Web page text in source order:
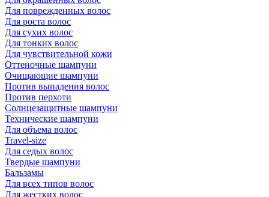
Для поврежденных волос
Для роста волос
Для сухих волос
Для тонких волос
Для чувствительной кожи
Оттеночные шампуни
Очищающие шампуни
Против выпадения волос
Против перхоти
Солнцезащитные шампуни
Технические шампуни
Для объема волос
Travel-size
Для седых волос
Твердые шампуни
Бальзамы
Для всех типов волос
Для жестких волос